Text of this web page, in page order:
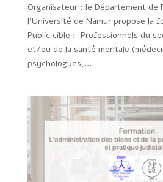
Organisateur : le Département de
l’Université de Namur propose la
Public cible : Professionnels du
et/ou de la santé mentale
psychologues,...